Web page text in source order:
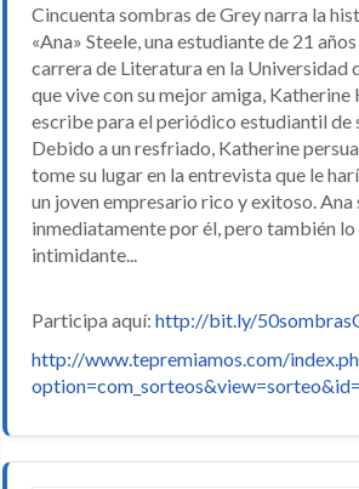
Cincuenta sombras de Grey narra la
«Ana» Steele, una estudiante de 21
carrera de Literatura en la Universidad
que vive con su mejor amiga, Katherine
escribe para el periódico estudiantil de
Debido a un resfriado, Katherine
tome su lugar en la entrevista que le
un joven empresario rico y exitoso. Ana
inmediatamente por él, pero también lo
intimidante...
Participa aquí: http://bit.ly/
http://www.tepremiamos.com/